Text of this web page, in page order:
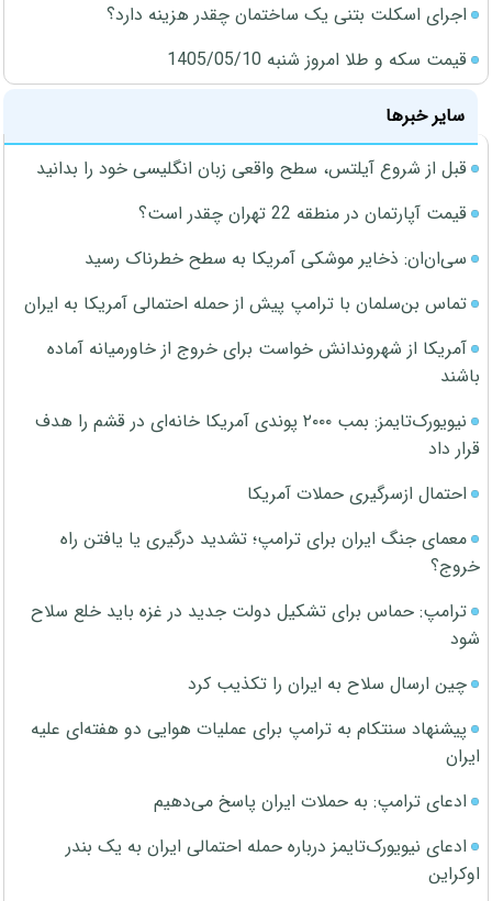
اجرای اسکلت بتنی یک ساختمان چقدر هزینه دارد؟
قیمت سکه و طلا امروز شنبه 1405/05/10
سایر خبرها
قبل از شروع آیلتس، سطح واقعی زبان انگلیسی خود را بدانید
قیمت آپارتمان در منطقه 22 تهران چقدر است؟
سی‌ان‌ان: ذخایر موشکی آمریکا به سطح خطرناک رسید
تماس بن‌سلمان با ترامپ پیش از حمله احتمالی آمریکا به ایران
آمریکا از شهروندانش خواست برای خروج از خاورمیانه آماده
باشند
نیویورک‌تایمز: بمب ۲۰۰۰ پوندی آمریکا خانه‌ای در قشم را هدف
قرار داد
احتمال ازسرگیری حملات آمریکا
معمای جنگ ایران برای ترامپ؛ تشدید درگیری یا یافتن راه
خروج؟
ترامپ: حماس برای تشکیل دولت جدید در غزه باید خلع سلاح
شود
چین ارسال سلاح به ایران را تکذیب کرد
پیشنهاد سنتکام به ترامپ برای عملیات هوایی دو هفته‌ای علیه
ایران
ادعای ترامپ: به حملات ایران پاسخ می‌دهیم
ادعای نیویورک‌تایمز درباره حمله احتمالی ایران به یک بندر
اوکراین